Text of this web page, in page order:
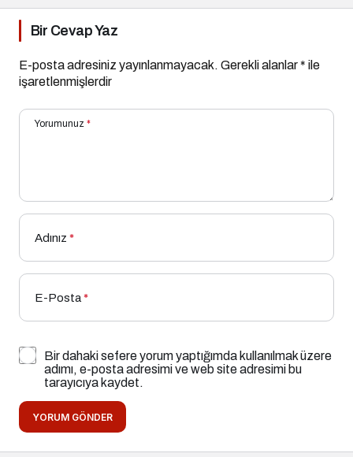
Bir Cevap Yaz
E-posta adresiniz yayınlanmayacak. Gerekli alanlar* ile
işaretlenmişlerdir
Yorumunuz *
Adınız *
E-Posta*
Bir dahaki sefere yorum yaptığımda kullanılmak üzere
adımı, e-posta adresimi ve web site adresimi bu
tarayıcıya kaydet.
YORUM GÖNDER